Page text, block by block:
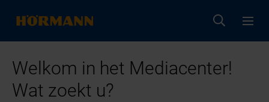
Welkom in het Mediacenter!
Wat zoekt u?